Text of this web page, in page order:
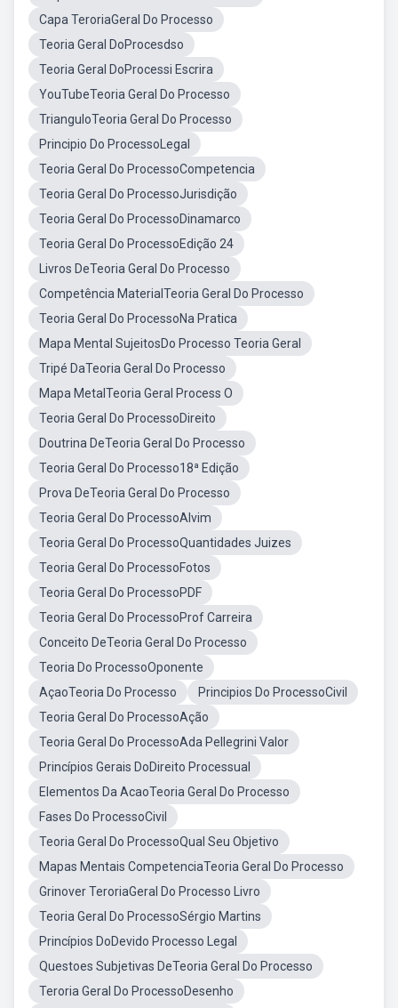
Capa TeroriaGeral Do Processo
Teoria Geral DoProcesdso
Teoria Geral DoProcessi Escrira
YouTubeTeoria Geral Do Processo
TrianguloTeoria Geral Do Processo
Principio Do ProcessoLegal
Teoria Geral Do ProcessoCompetencia
Teoria Geral Do ProcessoJurisdição
Teoria Geral Do ProcessoDinamarco
Teoria Geral Do ProcessoEdição 24
Livros DeTeoria Geral Do Processo
Competência MaterialTeoria Geral Do Processo
Teoria Geral Do ProcessoNa Pratica
Mapa Mental SujeitosDo Processo Teoria Geral
Tripé DaTeoria Geral Do Processo
Mapa MetalTeoria Geral Process O
Teoria Geral Do ProcessoDireito
Doutrina DeTeoria Geral Do Processo
Teoria Geral Do Processo18ª Edição
Prova DeTeoria Geral Do Processo
Teoria Geral Do ProcessoAlvim
Teoria Geral Do ProcessoQuantidades Juizes
Teoria Geral Do ProcessoFotos
Teoria Geral Do ProcessoPDF
Teoria Geral Do ProcessoProf Carreira
Conceito DeTeoria Geral Do Processo
Teoria Do ProcessoOponente
AçaoTeoria Do Processo
Principios Do ProcessoCivil
Teoria Geral Do ProcessoAção
Teoria Geral Do ProcessoAda Pellegrini Valor
Princípios Gerais DoDireito Processual
Elementos Da AcaoTeoria Geral Do Processo
Fases Do ProcessoCivil
Teoria Geral Do ProcessoQual Seu Objetivo
Mapas Mentais CompetenciaTeoria Geral Do Processo
Grinover TeroriaGeral Do Processo Livro
Teoria Geral Do ProcessoSérgio Martins
Princípios DoDevido Processo Legal
Questoes Subjetivas DeTeoria Geral Do Processo
Teroria Geral Do ProcessoDesenho